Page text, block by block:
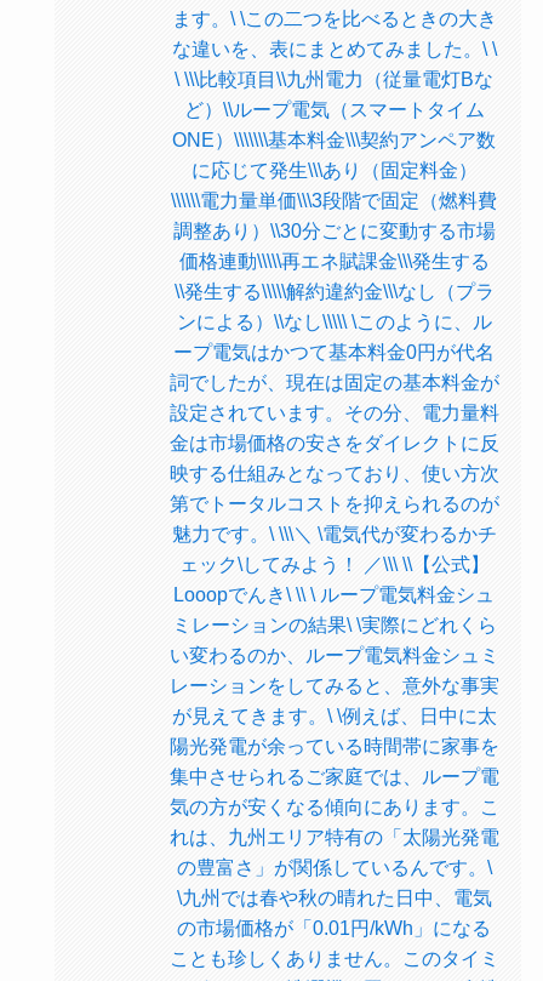
ます。\ \この二つを比べるときの大き
な違いを、表にまとめてみました。\ \
\ \\\比較項目\\九州電力（従量電灯Bな
ど）\\ループ電気（スマートタイム
ONE）\\\\\\\基本料金\\\契約アンペア数
に応じて発生\\\あり（固定料金）
\\\\\\電力量単価\\\3段階で固定（燃料費
調整あり）\\30分ごとに変動する市場
価格連動\\\\\再エネ賦課金\\\発生する
\\発生する\\\\\解約違約金\\\なし（プラ
ンによる）\\なし\\\\\ \このように、ル
ープ電気はかつて基本料金0円が代名
詞でしたが、現在は固定の基本料金が
設定されています。その分、電力量料
金は市場価格の安さをダイレクトに反
映する仕組みとなっており、使い方次
第でトータルコストを抑えられるのが
魅力です。\ \\\＼ \電気代が変わるかチ
ェック\してみよう！ ／\\\ \\【公式】
Looopでんき\ \\ \ ループ電気料金シュ
ミレーションの結果\ \実際にどれくら
い変わるのか、ループ電気料金シュミ
レーションをしてみると、意外な事実
が見えてきます。\ \例えば、日中に太
陽光発電が余っている時間帯に家事を
集中させられるご家庭では、ループ電
気の方が安くなる傾向にあります。こ
れは、九州エリア特有の「太陽光発電
の豊富さ」が関係しているんです。\
\九州では春や秋の晴れた日中、電気
の市場価格が「0.01円/kWh」になる
ことも珍しくありません。このタイミ